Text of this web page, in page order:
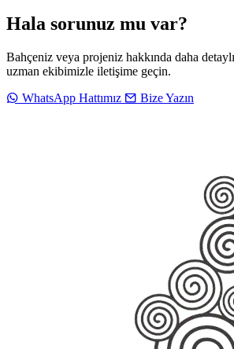
Hala sorunuz mu var?
Bahçeniz veya projeniz hakkında daha
uzman ekibimizle iletişime geçin.
WhatsApp Hattımız
Bize Yazın